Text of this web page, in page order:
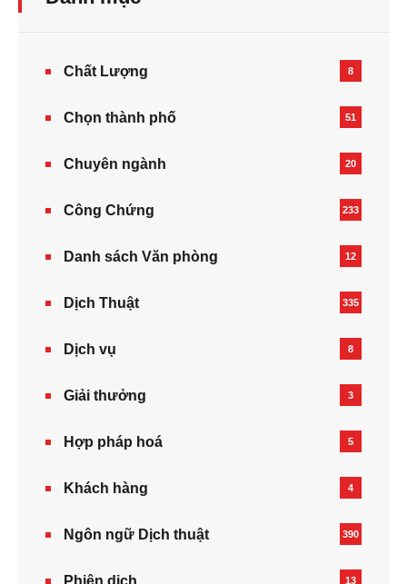
Chất Lượng 8
Chọn thành phố 51
Chuyên ngành 20
Công Chứng 233
Danh sách Văn phòng 12
Dịch Thuật 335
Dịch vụ 8
Giải thưởng 3
Hợp pháp hoá 5
Khách hàng 4
Ngôn ngữ Dịch thuật 390
13